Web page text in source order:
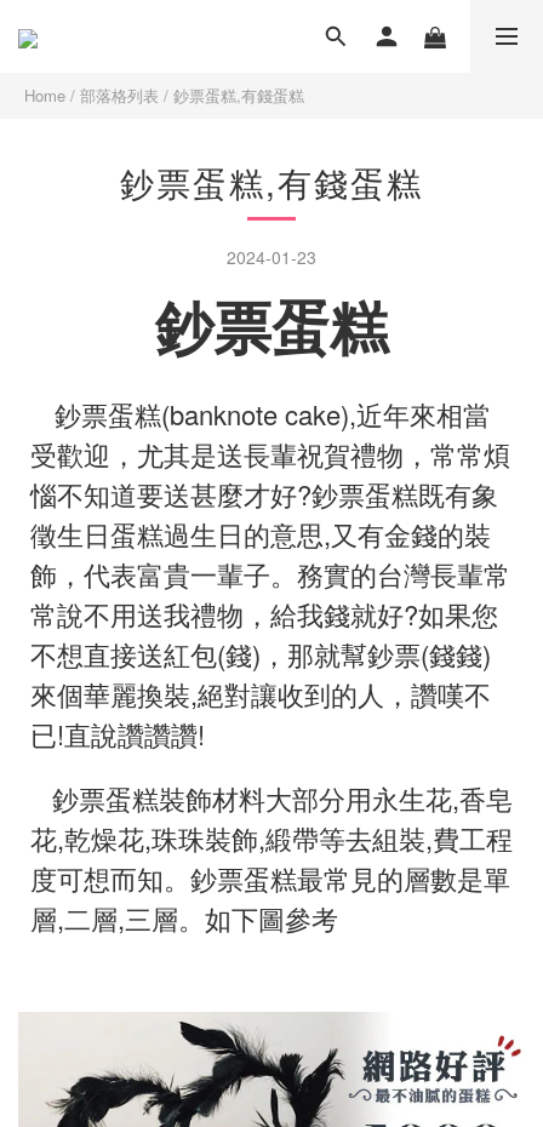
Home / 部落格列表 / 鈔票蛋糕,有錢蛋糕
鈔票蛋糕,有錢蛋糕
2024-01-23
鈔票蛋糕
鈔票蛋糕(banknote cake),近年來相當
受歡迎 ， 尤其是送長輩祝賀禮物，常常煩
惱不知道要送甚麼才好?鈔票蛋糕既有象
徵生日蛋糕過生日的意思,又有金錢的裝
飾 ， 代表富貴一輩子。務實的台灣長輩常
常說不用送我禮物，給我錢就好?如果您
不想直接送紅包(錢) ， 那就幫鈔票(錢錢)
來個華麗換裝,絕對讓收到的人，讚嘆不
已!直說讚讚讚!
鈔票蛋糕裝飾材料大部分用永生花,香皂
花,乾燥花,珠珠裝飾,緞帶等去組裝,費工程
度可想而知。鈔票蛋糕最常見的層數是單
層,二層,三層。如下圖參考